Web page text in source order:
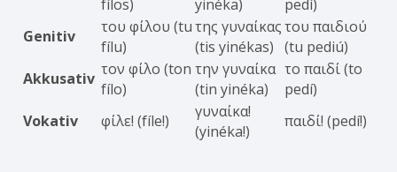
fílos)
yinéka)
pedí)
Genitiv
του φίλου (tu
fílu)
της γυναίκας
(tis yinékas)
του παιδιού
(tu pediú)
Akkusativ τον φίλο (ton
fílo)
την γυναίκα
(tin yinéka)
το παιδί (to
pedí)
Vokativ
φίλε! (fíle!)
γυναίκα!
(yinéka!)
παιδί! (pedí!)